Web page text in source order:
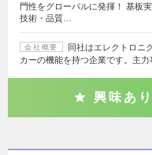
門性をグローバルに発揮！ 基板
技術・品質…
会社概要
同社はエレクトロニ
カーの機能を持つ企業です。主
興味あり